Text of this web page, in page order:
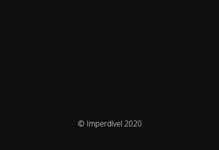
© Imperdível 2020